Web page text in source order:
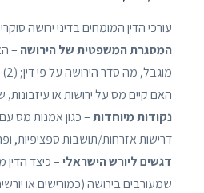
עורכי הדין המומחים בדיני ירושה
המסגרת המשפטית של הירושה –
מוגבל, מה סדר הירושה על פי דין; (2)
האם קיים מס על ירושות או עיזבונות,
נקודות מיוחדות– כגון אמנות מס
דרישות אזרחות/תושבות ספציפיות,
דגשים ליורש הישראלי – כיצד
שמעורבים בירושה (כמורישים או